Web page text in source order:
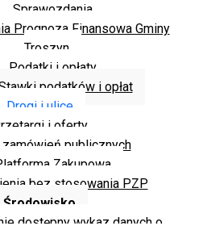
Sprawozdania
Prognoza Finansowa Gminy
Troszyn
Podatki i opłaty
podatków i opłat
Drogi i ulice
i oferty
zamówień publicznych
Zakupowa
bez stosowania PZP
Środowisko
dostępny wykaz danych o